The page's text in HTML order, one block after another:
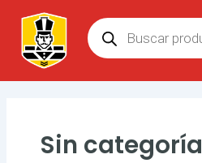
contenido
de
productos
Sin categoría